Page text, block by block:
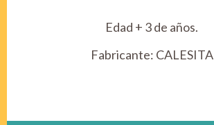
Edad + 3 de años.
Fabricante: CALESITA